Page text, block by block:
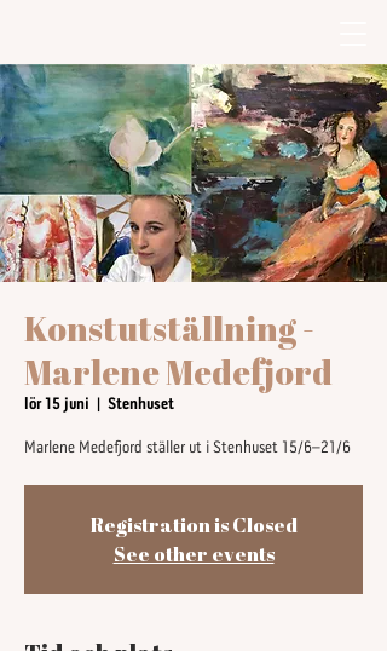
Konstutställning -
Marlene Medefjord
lör 15 juni Stenhuset
Marlene Medefjord ställer ut i Stenhuset 15/6–21/6
Registration is Closed
See other events